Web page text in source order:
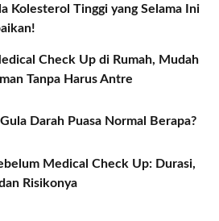
Kolesterol Tinggi yang Selama Ini
Check Up di Rumah, Mudah
Tanpa Harus Antre
Darah Puasa Normal Berapa?
Medical Check Up: Durasi,
Risikonya